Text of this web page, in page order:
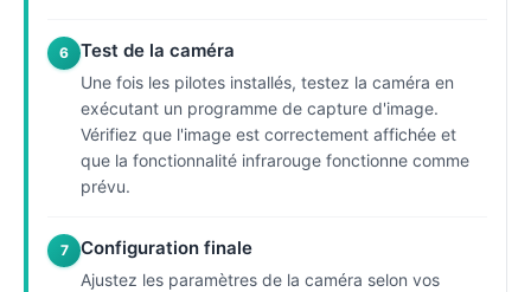
6 Test de la caméra
Une fois les pilotes installés, testez la caméra en
exécutant un programme de capture d'image.
Vérifiez que l'image est correctement affichée et
que la fonctionnalité infrarouge fonctionne comme
prévu.
7 Configuration finale
Ajustez les paramètres de la caméra selon vos